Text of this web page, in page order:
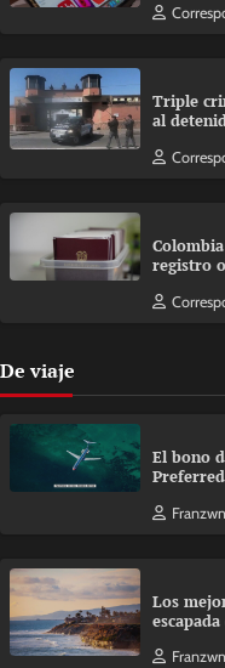
Triple
al
registro
De viaje
El bono
Los